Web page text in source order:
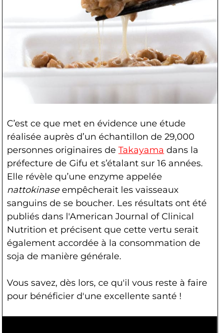
C’est ce que met en évidence une étude
réalisée auprès d’un échantillon de 29,000
personnes originaires deTakayama dans la
préfecture de Gifu et s’étalant sur 16 années.
Elle révèle qu’une enzyme appelée
nattokinaseempêcherait les vaisseaux
sanguins de se boucher. Les résultats ont été
publiés dans l'American Journal of Clinical
Nutrition et précisent que cette vertu serait
également accordée à la consommation de
soja de manière générale.
Vous savez, dès lors, ce qu'il vous reste à faire
pour bénéficier d'une excellente santé !